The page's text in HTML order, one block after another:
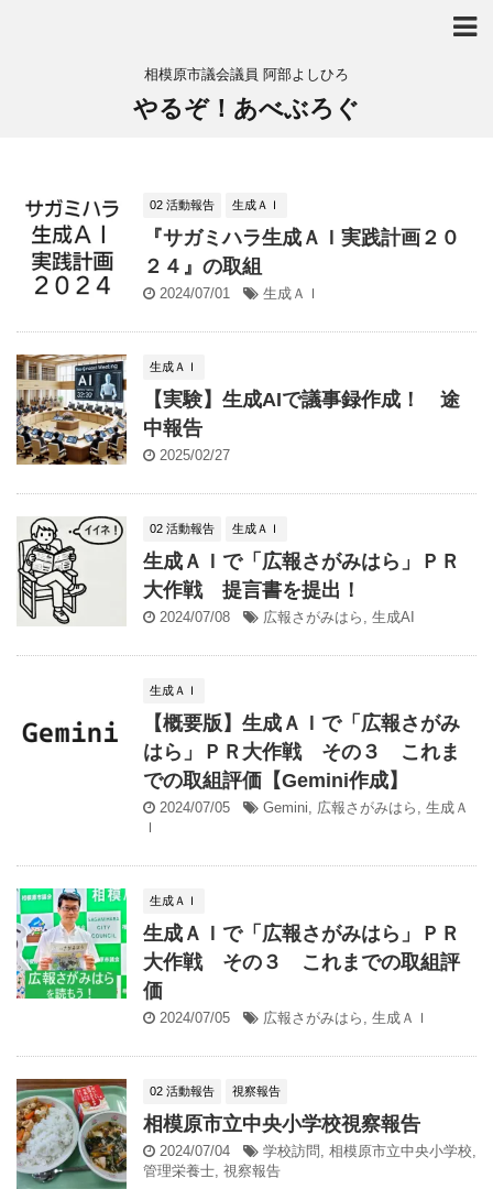
相模原市議会議員 阿部よしひろ
やるぞ！あべぶろぐ
02 活動報告 生成ＡＩ
『サガミハラ生成ＡＩ実践計画２０
２４』の取組
2024/07/01 生成ＡＩ
生成ＡＩ
【実験】生成AIで議事録作成！ 途
中報告
2025/02/27
02 活動報告 生成ＡＩ
生成ＡＩで「広報さがみはら」ＰＲ
大作戦 提言書を提出！
2024/07/08 広報さがみはら , 生成AI
生成ＡＩ
【概要版】生成ＡＩで「広報さがみ
はら」ＰＲ大作戦 その３ これま
での取組評価【Gemini作成】
2024/07/05 Gemini, 広報さがみはら , 生成Ａ
Ｉ
生成ＡＩ
生成ＡＩで「広報さがみはら」ＰＲ
大作戦 その３ これまでの取組評
価
2024/07/05 広報さがみはら , 生成ＡＩ
02 活動報告 視察報告
相模原市立中央小学校視察報告
2024/07/04 学校訪問 , 相模原市立中央小学校,
管理栄養士, 視察報告